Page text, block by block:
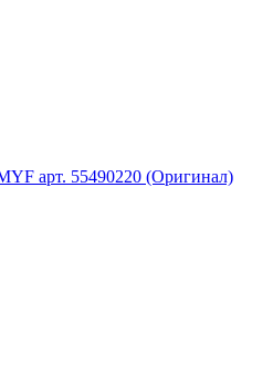
арт. 55490220 (Оригинал)